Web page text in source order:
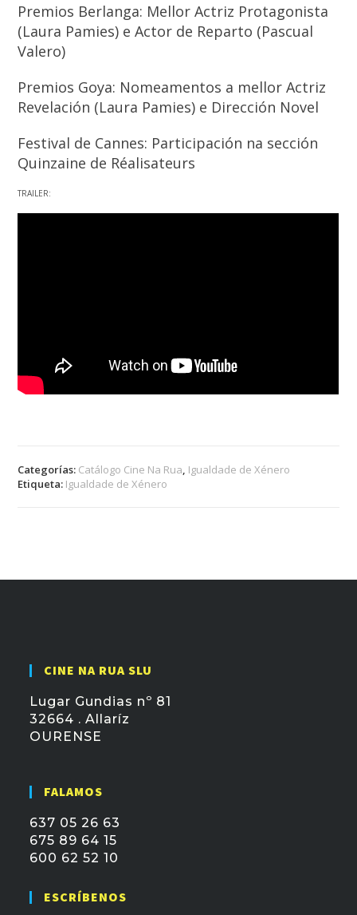
Premios Berlanga: Mellor Actriz Protagonista
(Laura Pamies) e Actor de Reparto (Pascual
Valero)
Premios Goya: Nomeamentos a mellor Actriz
Revelación (Laura Pamies) e Dirección Novel
Festival de Cannes: Participación na sección
Quinzaine de Réalisateurs
TRAILER:
Categorías: Catálogo Cine Na Rua, Igualdade de Xénero
Etiqueta: Igualdade de Xénero
CINE NA RUA SLU
Lugar Gundias nº 81
32664 . Allaríz
OURENSE
FALAMOS
637 05 26 63
675 89 64 15
600 62 52 10
ESCRÍBENOS